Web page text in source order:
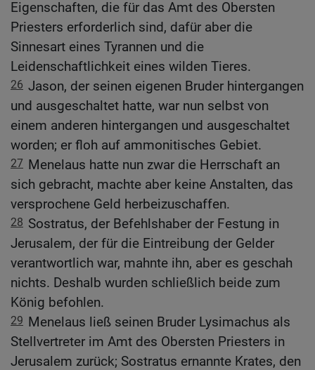
Eigenschaften, die für das Amt des Obersten
Priesters erforderlich sind, dafür aber die
Sinnesart eines Tyrannen und die
Leidenschaftlichkeit eines wilden Tieres.
26 Jason, der seinen eigenen Bruder hintergangen
und ausgeschaltet hatte, war nun selbst von
einem anderen hintergangen und ausgeschaltet
worden; er floh auf ammonitisches Gebiet.
27 Menelaus hatte nun zwar die Herrschaft an
sich gebracht, machte aber keine Anstalten, das
versprochene Geld herbeizuschaffen.
28 Sostratus, der Befehlshaber der Festung in
Jerusalem, der für die Eintreibung der Gelder
verantwortlich war, mahnte ihn, aber es geschah
nichts. Deshalb wurden schließlich beide zum
König befohlen.
29 Menelaus ließ seinen Bruder Lysimachus als
Stellvertreter im Amt des Obersten Priesters in
Jerusalem zurück; Sostratus ernannte Krates, den